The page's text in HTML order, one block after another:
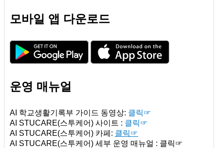
모바일 앱 다운로드
운영 매뉴얼
AI 학교생활기록부 가이드 동영상: 클릭☞
AI STUCARE(스투케어) 사이트 : 클릭☞
AI STUCARE(스투케어) 카페: 클릭☞
AI STUCARE(스투케어) 세부 운영 매뉴얼 : 클릭☞